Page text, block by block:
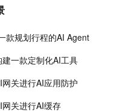
式建模平台、PAI-DLC云原
模加速训练，百余落地场景，
款规划行程的AI Agent
一款定制化AI工具
关进行AI应用防护
关进行AI缓存